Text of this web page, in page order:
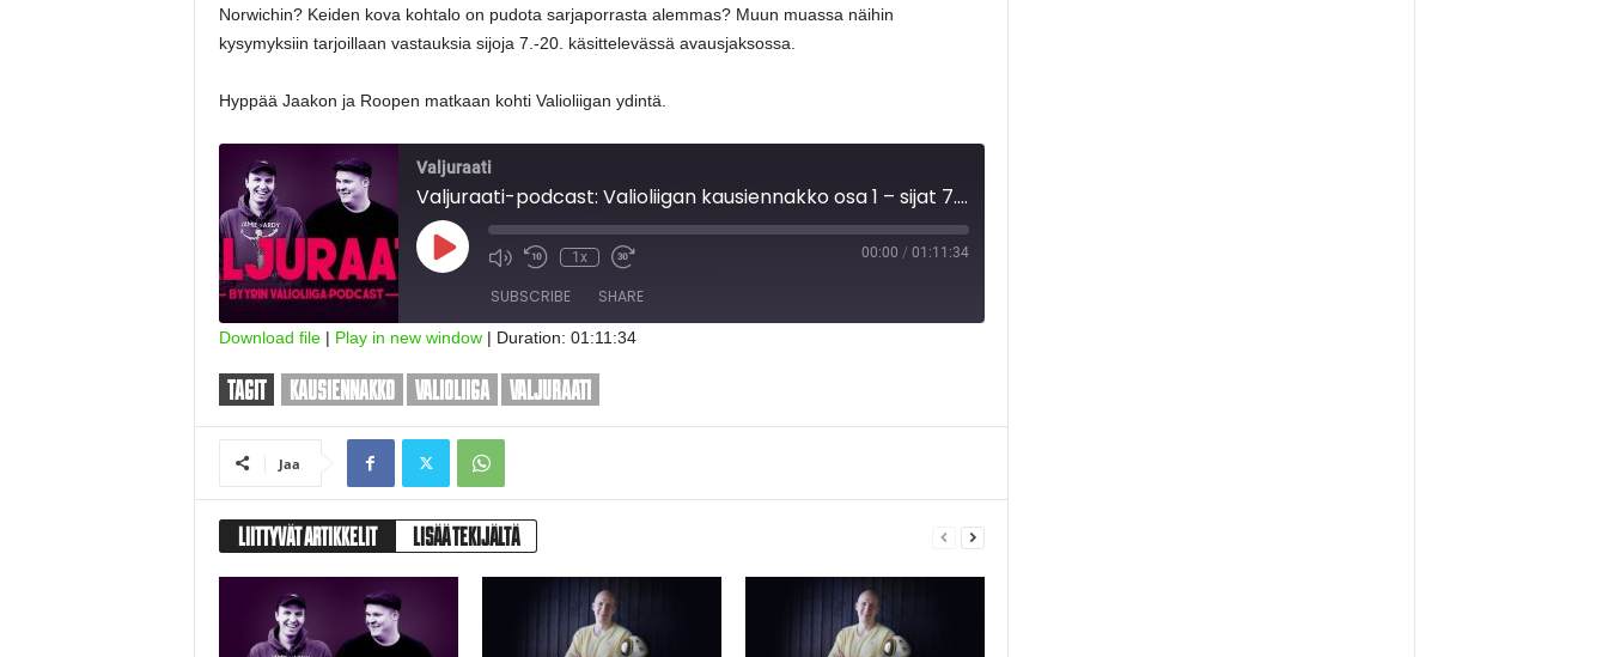
Norwichin? Keiden kova kohtalo on pudota sarjaporrasta alemmas? Muun muassa näihin
kysymyksiin tarjoillaan vastauksia sijoja 7.-20. käsittelevässä avausjaksossa.
Hyppää Jaakon ja Roopen matkaan kohti Valioliigan ydintä.
Valjuraati
Valjuraati-podcast: Valioliigan kausiennakko osa 1 – sijat 7.-20.
Play
Episode
1x 00:00 / 01:11:34
SUBSCRIBE SHARE
RSS FEED
SHARE
EMBED
Download file| Play in new window| Duration: 01:11:34
TAGIT KAUSIENNAKKO VALIOLIIGA VALJURAATI
Jaa
LIITTYVÄT ARTIKKELIT LISÄÄ TEKIJÄLTÄ